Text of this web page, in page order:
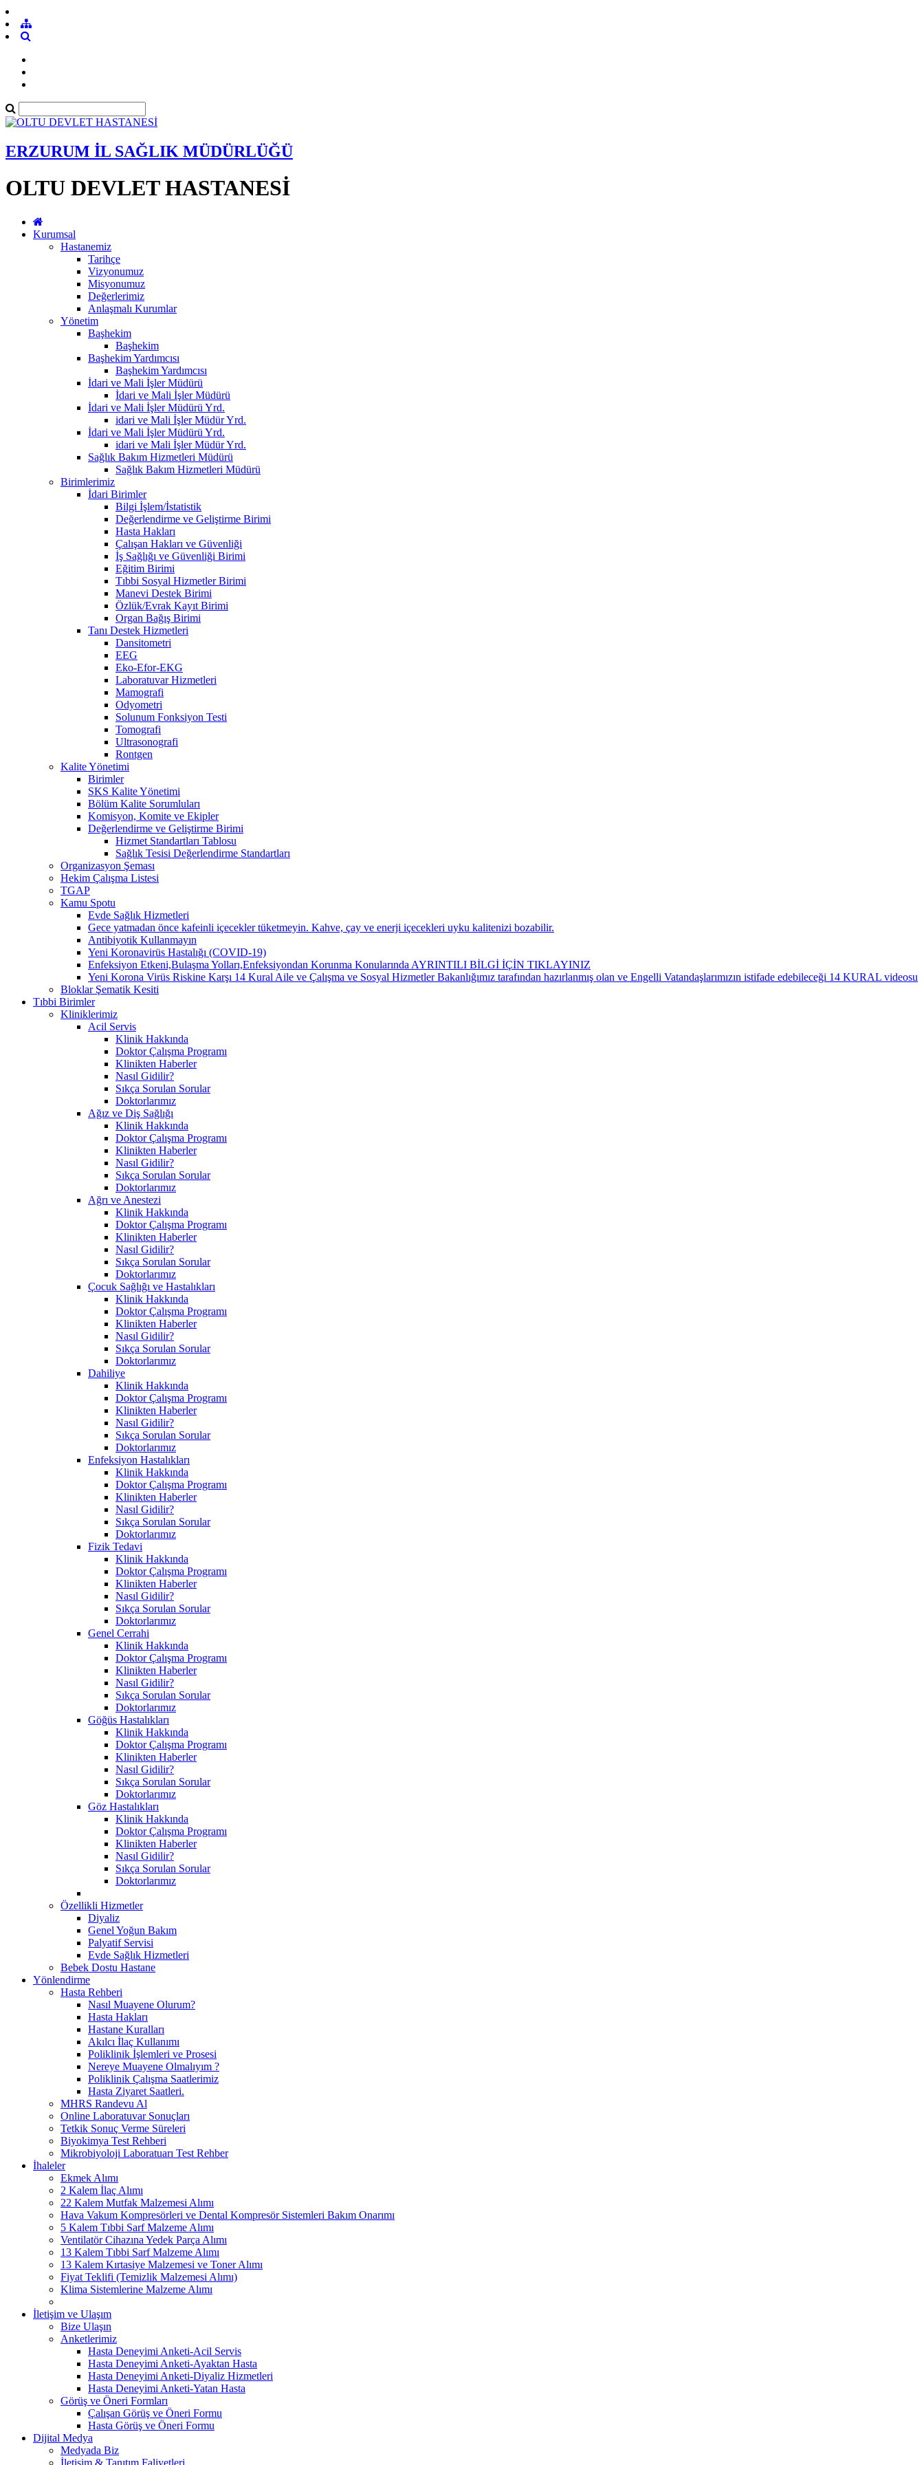
ERZURUM İL SAĞLIK MÜDÜRLÜĞÜ
OLTU DEVLET HASTANESİ
Kurumsal
Hastanemiz
Tarihçe
Vizyonumuz
Misyonumuz
Değerlerimiz
Anlaşmalı Kurumlar
Yönetim
Başhekim
Başhekim
Başhekim Yardımcısı
Başhekim Yardımcısı
İdari ve Mali İşler Müdürü
İdari ve Mali İşler Müdürü
İdari ve Mali İşler Müdürü Yrd.
idari ve Mali İşler Müdür Yrd.
İdari ve Mali İşler Müdürü Yrd.
idari ve Mali İşler Müdür Yrd.
Sağlık Bakım Hizmetleri Müdürü
Sağlık Bakım Hizmetleri Müdürü
Birimlerimiz
İdari Birimler
Bilgi İşlem/İstatistik
Değerlendirme ve Geliştirme Birimi
Hasta Hakları
Çalışan Hakları ve Güvenliği
İş Sağlığı ve Güvenliği Birimi
Eğitim Birimi
Tıbbi Sosyal Hizmetler Birimi
Manevi Destek Birimi
Özlük/Evrak Kayıt Birimi
Organ Bağış Birimi
Tanı Destek Hizmetleri
Dansitometri
EEG
Eko-Efor-EKG
Laboratuvar Hizmetleri
Mamografi
Odyometri
Solunum Fonksiyon Testi
Tomografi
Ultrasonografi
Rontgen
Kalite Yönetimi
Birimler
SKS Kalite Yönetimi
Bölüm Kalite Sorumluları
Komisyon, Komite ve Ekipler
Değerlendirme ve Geliştirme Birimi
Hizmet Standartları Tablosu
Sağlık Tesisi Değerlendirme Standartları
Organizasyon Şeması
Hekim Çalışma Listesi
TGAP
Kamu Spotu
Evde Sağlık Hizmetleri
Gece yatmadan önce kafeinli içecekler tüketmeyin. Kahve, çay ve enerji içecekleri uyku kalitenizi bozabilir.
Antibiyotik Kullanmayın
Yeni Koronavirüs Hastalığı (COVID-19)
Enfeksiyon Etkeni,Bulaşma Yolları,Enfeksiyondan Korunma Konularında AYRINTILI BİLGİ İÇİN TIKLAYINIZ
Yeni Korona Virüs Riskine Karşı 14 Kural Aile ve Çalışma ve Sosyal Hizmetler Bakanlığımız tarafından hazırlanmış olan ve Engelli Vatandaşlarımızın istifade edebileceği 14 KURAL videosu
Bloklar Şematik Kesiti
Tıbbi Birimler
Kliniklerimiz
Acil Servis
Klinik Hakkında
Doktor Çalışma Programı
Klinikten Haberler
Nasıl Gidilir?
Sıkça Sorulan Sorular
Doktorlarımız
Ağız ve Diş Sağlığı
Klinik Hakkında
Doktor Çalışma Programı
Klinikten Haberler
Nasıl Gidilir?
Sıkça Sorulan Sorular
Doktorlarımız
Ağrı ve Anestezi
Klinik Hakkında
Doktor Çalışma Programı
Klinikten Haberler
Nasıl Gidilir?
Sıkça Sorulan Sorular
Doktorlarımız
Çocuk Sağlığı ve Hastalıkları
Klinik Hakkında
Doktor Çalışma Programı
Klinikten Haberler
Nasıl Gidilir?
Sıkça Sorulan Sorular
Doktorlarımız
Dahiliye
Klinik Hakkında
Doktor Çalışma Programı
Klinikten Haberler
Nasıl Gidilir?
Sıkça Sorulan Sorular
Doktorlarımız
Enfeksiyon Hastalıkları
Klinik Hakkında
Doktor Çalışma Programı
Klinikten Haberler
Nasıl Gidilir?
Sıkça Sorulan Sorular
Doktorlarımız
Fizik Tedavi
Klinik Hakkında
Doktor Çalışma Programı
Klinikten Haberler
Nasıl Gidilir?
Sıkça Sorulan Sorular
Doktorlarımız
Genel Cerrahi
Klinik Hakkında
Doktor Çalışma Programı
Klinikten Haberler
Nasıl Gidilir?
Sıkça Sorulan Sorular
Doktorlarımız
Göğüs Hastalıkları
Klinik Hakkında
Doktor Çalışma Programı
Klinikten Haberler
Nasıl Gidilir?
Sıkça Sorulan Sorular
Doktorlarımız
Göz Hastalıkları
Klinik Hakkında
Doktor Çalışma Programı
Klinikten Haberler
Nasıl Gidilir?
Sıkça Sorulan Sorular
Doktorlarımız
Özellikli Hizmetler
Diyaliz
Genel Yoğun Bakım
Palyatif Servisi
Evde Sağlık Hizmetleri
Bebek Dostu Hastane
Yönlendirme
Hasta Rehberi
Nasıl Muayene Olurum?
Hasta Hakları
Hastane Kuralları
Akılcı İlaç Kullanımı
Poliklinik İşlemleri ve Prosesi
Nereye Muayene Olmalıyım ?
Poliklinik Çalışma Saatlerimiz
Hasta Ziyaret Saatleri.
MHRS Randevu Al
Online Laboratuvar Sonuçları
Tetkik Sonuç Verme Süreleri
Biyokimya Test Rehberi
Mikrobiyoloji Laboratuarı Test Rehber
İhaleler
Ekmek Alımı
2 Kalem İlaç Alımı
22 Kalem Mutfak Malzemesi Alımı
Hava Vakum Kompresörleri ve Dental Kompresör Sistemleri Bakım Onarımı
5 Kalem Tıbbi Sarf Malzeme Alımı
Ventilatör Cihazına Yedek Parça Alımı
13 Kalem Tıbbi Sarf Malzeme Alımı
13 Kalem Kırtasiye Malzemesi ve Toner Alımı
Fiyat Teklifi (Temizlik Malzemesi Alımı)
Klima Sistemlerine Malzeme Alımı
İletişim ve Ulaşım
Bize Ulaşın
Anketlerimiz
Hasta Deneyimi Anketi-Acil Servis
Hasta Deneyimi Anketi-Ayaktan Hasta
Hasta Deneyimi Anketi-Diyaliz Hizmetleri
Hasta Deneyimi Anketi-Yatan Hasta
Görüş ve Öneri Formları
Çalışan Görüş ve Öneri Formu
Hasta Görüş ve Öneri Formu
Dijital Medya
Medyada Biz
İletişim & Tanıtım Faliyetleri